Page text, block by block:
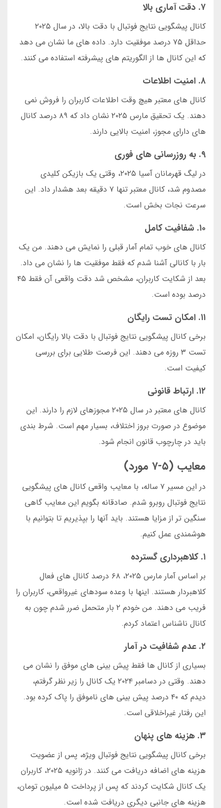
۷. دقت آماری بالا
کانال پیشگویی نتایج فوتبال با دقت بالا، در سال ۲۰۲۵
حداقل ۷۵ درصد موفقیت دارد. داده های ما نشان می دهد
که این کانال ها از الگوریتم های پیشرفته استفاده می کنند.
۸. امنیت اطلاعات
کانال های معتبر هیچ وقت اطلاعات کاربران را فروش نمی
دهند. یک تحقیق مارس ۲۰۲۵ نشان داد که ۸۹ درصد کانال
های دارای مجوز، امنیت بالایی دارند.
۹. به روزرسانی های فوری
در لیگ قهرمانان آسیا ۲۰۲۵، وقتی یک بازیکن کلیدی
مصدوم شد، کانال معتبر تنها ۷ دقیقه بعد هشدار داد. این
سرعت نجات بخش است.
۱۰. شفافیت کامل
کانال های خوب تمام آمار قبلی را نمایش می دهند. من یک
بار با کانالی آشنا شدم که فقط موفقیت ها را نشان می داد.
بعد از شکایت کاربران، مشخص شد دقت واقعی آن فقط ۴۵
درصد بوده است.
۱۱. امکان تست رایگان
برخی کانال پیشگویی نتایج فوتبال با دقت بالا رایگان، امکان
تست ۳ روزه می دهند. این فرصت طلایی برای بررسی
کیفیت است.
۱۲. ارتباط قانونی
کانال های معتبر در سال ۲۰۲۵ مجوزهای لازم را دارند. این
موضوع در صورت بروز اختلاف، بسیار مهم است. شرط بندی
باید در چارچوب قانون انجام شود.
معایب (۵-۷ مورد)
در این مسیر ۷ ساله، با معایب واقعی کانال های پیشگویی
نتایج فوتبال روبرو شدم. صادقانه بگویم این معایب گاهی
سنگین تر از مزایا هستند. باید آنها را بپذیریم تا بتوانیم با
هوشمندی عمل کنیم.
۱. کلاهبرداری گسترده
بر اساس آمار مارس ۲۰۲۵، ۶۸ درصد کانال های فعال
کلاهبردار هستند. اینها با وعده سودهای غیرواقعی، کاربران را
فریب می دهند. من خودم ۲ بار متحمل ضرر شدم چون به
کانال ناشناس اعتماد کردم.
۲. عدم شفافیت در آمار
بسیاری از کانال ها فقط پیش بینی های موفق را نشان می
دهند. وقتی در دسامبر ۲۰۲۴ یک کانال را زیر نظر گرفتم،
دیدم که ۴۰ درصد پیش بینی های ناموفق را پاک کرده بود.
این رفتار غیراخلاقی است.
۳. هزینه های پنهان
برخی کانال پیشگویی نتایج فوتبال ویژه، پس از عضویت
هزینه های اضافه دریافت می کنند. در ژانویه ۲۰۲۵، کاربران
یک کانال شکایت کردند که پس از پرداخت ۵ میلیون تومان،
هزینه های جانبی دیگری دریافت شده است.